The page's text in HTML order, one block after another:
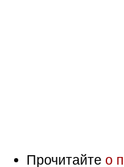
Прочитайте о